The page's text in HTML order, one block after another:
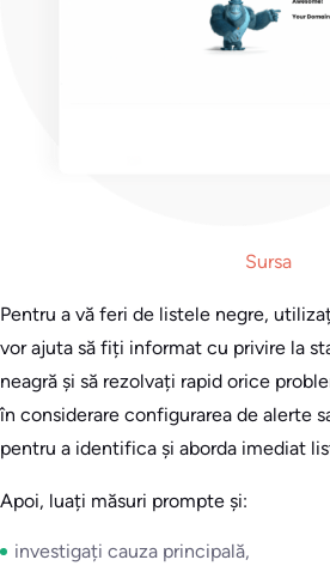
Sursa
Pentru a vă feri de listele negre,
vor ajuta să fiți informat cu privire la
neagră și să rezolvați rapid orice
în considerare configurarea de alerte
pentru a identifica și aborda imediat
Apoi, luați măsuri prompte și:
investigați cauza principală,